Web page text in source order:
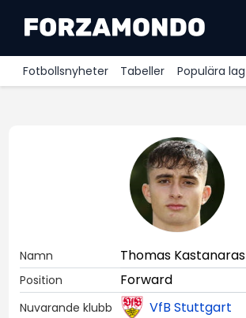
Fotbollsnyheter Tabeller Populära lag
Premier League
Bundesliga
Ligue 1
Namn Thomas Kastanaras
Position Forward
Nuvarande klubb VfB Stuttgart